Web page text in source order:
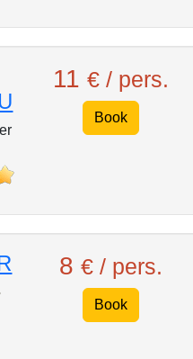
11€ / pers.
Book
8€ / pers.
Book